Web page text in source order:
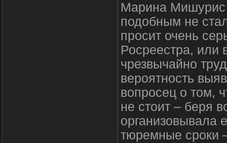
Марина Мишурис
подобным не
просит очень
Росреестра, или
чрезвычайно
вероятность
вопросец о том,
не стоит – беря
организовывала
тюремные сроки